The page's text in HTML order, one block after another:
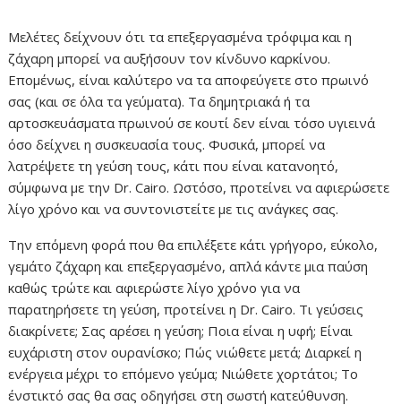
Μελέτες δείχνουν ότι τα επεξεργασμένα τρόφιμα και η
ζάχαρη μπορεί να αυξήσουν τον κίνδυνο καρκίνου.
Επομένως, είναι καλύτερο να τα αποφεύγετε στο πρωινό
σας (και σε όλα τα γεύματα). Τα δημητριακά ή τα
αρτοσκευάσματα πρωινού σε κουτί δεν είναι τόσο υγιεινά
όσο δείχνει η συσκευασία τους. Φυσικά, μπορεί να
λατρέψετε τη γεύση τους, κάτι που είναι κατανοητό,
σύμφωνα με την Dr. Cairo. Ωστόσο, προτείνει να αφιερώσετε
λίγο χρόνο και να συντονιστείτε με τις ανάγκες σας.
Την επόμενη φορά που θα επιλέξετε κάτι γρήγορο, εύκολο,
γεμάτο ζάχαρη και επεξεργασμένο, απλά κάντε μια παύση
καθώς τρώτε και αφιερώστε λίγο χρόνο για να
παρατηρήσετε τη γεύση, προτείνει η Dr. Cairo. Τι γεύσεις
διακρίνετε; Σας αρέσει η γεύση; Ποια είναι η υφή; Είναι
ευχάριστη στον ουρανίσκο; Πώς νιώθετε μετά; Διαρκεί η
ενέργεια μέχρι το επόμενο γεύμα; Νιώθετε χορτάτοι; Το
ένστικτό σας θα σας οδηγήσει στη σωστή κατεύθυνση.